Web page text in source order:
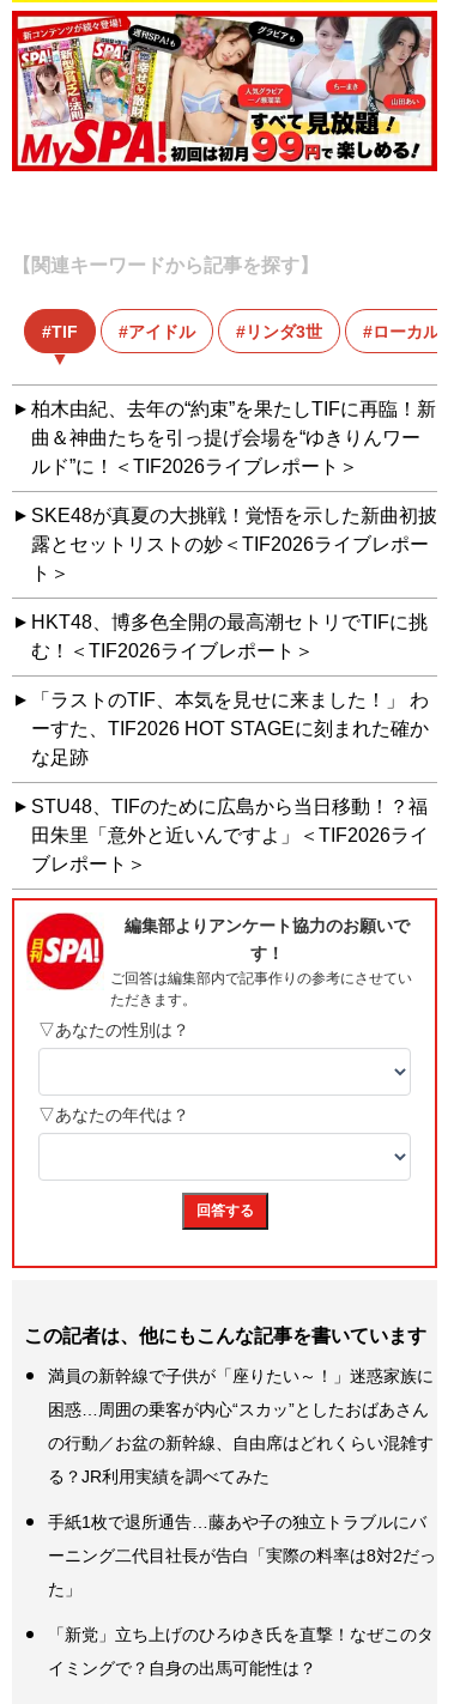
【関連キーワードから記事を探す】
TIF アイドル リンダ3世 ローカル
柏木由紀、去年の“約束”を果たしTIFに再臨！新
曲＆神曲たちを引っ提げ会場を“ゆきりんワー
ルド”に！＜TIF2026ライブレポート＞
SKE48が真夏の大挑戦！覚悟を示した新曲初披
露とセットリストの妙＜TIF2026ライブレポー
ト＞
HKT48、博多色全開の最高潮セトリでTIFに挑
む！＜TIF2026ライブレポート＞
「ラストのTIF、本気を見せに来ました！」 わ
ーすた、TIF2026 HOT STAGEに刻まれた確か
な足跡
STU48、TIFのために広島から当日移動！？福
田朱里「意外と近いんですよ」＜TIF2026ライ
ブレポート＞
この記者は、他にもこんな記事を書いています
満員の新幹線で子供が「座りたい～！」迷惑家族に
困惑…周囲の乗客が内心“スカッ”としたおばあさん
の行動／お盆の新幹線、自由席はどれくらい混雑す
る？JR利用実績を調べてみた
手紙1枚で退所通告…藤あや子の独立トラブルにバ
ーニング二代目社長が告白「実際の料率は8対2だっ
た」
「新党」立ち上げのひろゆき氏を直撃！なぜこのタ
イミングで？自身の出馬可能性は？